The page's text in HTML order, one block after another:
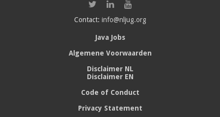
Contact: info@nljug.org
Java Jobs
Algemene Voorwaarden
Disclaimer NL
Disclaimer EN
Code of Conduct
Privacy Statement